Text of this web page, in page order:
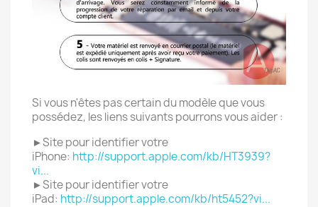
Si vous n'êtes pas certain du modèle que vous
possédez, les liens suivants pourrons vous aider :
►Site pour identifier votre
iPhone: http://support.apple.com/kb/HT3939?
vi...
►Site pour identifier votre
iPad: http://support.apple.com/kb/ht5452?vi...